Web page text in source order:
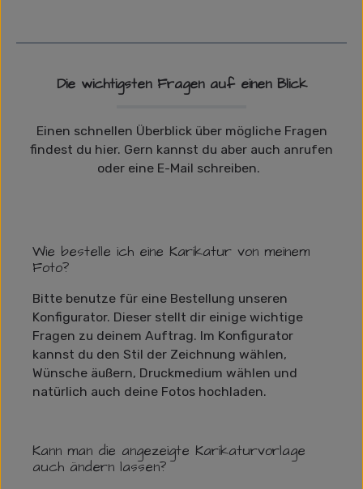
Die wichtigsten Fragen auf einen Blick
Einen schnellen Überblick über mögliche Fragen
findest du hier. Gern kannst du aber auch anrufen
oder eine E-Mail schreiben.
Wie bestelle ich eine Karikatur von meinem
Foto?
Bitte benutze für eine Bestellung unseren
Konfigurator. Dieser stellt dir einige wichtige
Fragen zu deinem Auftrag. Im Konfigurator
kannst du den Stil der Zeichnung wählen,
Wünsche äußern, Druckmedium wählen und
natürlich auch deine Fotos hochladen.
Kann man die angezeigte Karikaturvorlage
auch ändern lassen?